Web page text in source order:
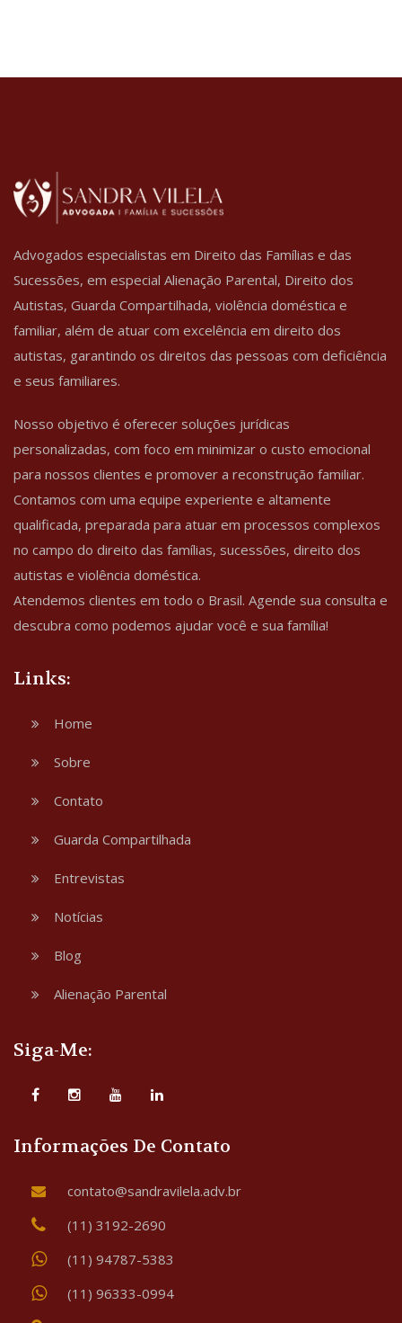
Advogados especialistas em Direito das Famílias e das
Sucessões, em especial Alienação Parental, Direito dos
Autistas, Guarda Compartilhada, violência doméstica e
familiar, além de atuar com excelência em direito dos
autistas, garantindo os direitos das pessoas com deficiência
e seus familiares.
Nosso objetivo é oferecer soluções jurídicas
personalizadas, com foco em minimizar o custo emocional
para nossos clientes e promover a reconstrução familiar.
Contamos com uma equipe experiente e altamente
qualificada, preparada para atuar em processos complexos
no campo do direito das famílias, sucessões, direito dos
autistas e violência doméstica.
Atendemos clientes em todo o Brasil. Agende sua consulta e
descubra como podemos ajudar você e sua família!
Links:
Home
Sobre
Contato
Guarda Compartilhada
Entrevistas
Notícias
Blog
Alienação Parental
Siga-Me:
Informações De Contato
contato@sandravilela.adv.br
(11) 3192-2690
(11) 94787-5383
(11) 96333-0994